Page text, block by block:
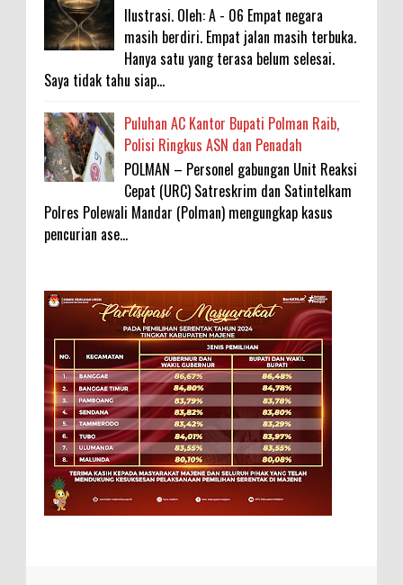
Ilustrasi. Oleh: A - 06 Empat negara
masih berdiri. Empat jalan masih terbuka.
Hanya satu yang terasa belum selesai.
Saya tidak tahu siap...
Puluhan AC Kantor Bupati Polman Raib,
Polisi Ringkus ASN dan Penadah
POLMAN – Personel gabungan Unit Reaksi
Cepat (URC) Satreskrim dan Satintelkam
Polres Polewali Mandar (Polman) mengungkap kasus
pencurian ase...